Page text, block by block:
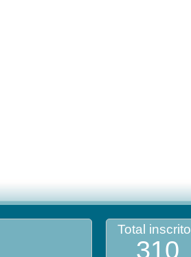
Total
310